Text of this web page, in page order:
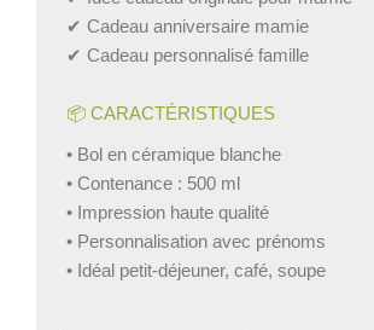
✔ Cadeau anniversaire mamie
✔ Cadeau personnalisé famille
📦 CARACTÉRISTIQUES
• Bol en céramique blanche
• Contenance : 500 ml
• Impression haute qualité
• Personnalisation avec prénoms
• Idéal petit-déjeuner, café, soupe